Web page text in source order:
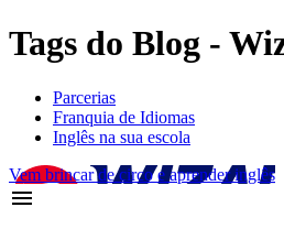
Tags do Blog -
Parcerias
Franquia de Idiomas
Inglês na sua escola
Vem brincar de circo e aprender inglês
menu